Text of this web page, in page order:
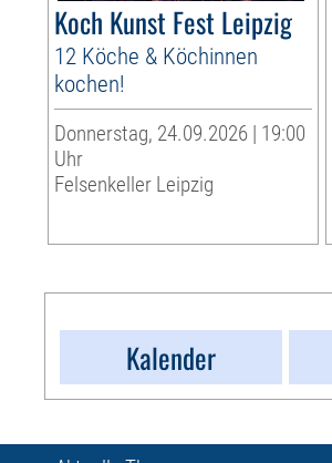
Koch Kunst Fest Leipzig
12 Köche & Köchinnen
kochen!
Donnerstag, 24.09.2026 | 19:00
Uhr
Felsenkeller Leipzig
Kalender